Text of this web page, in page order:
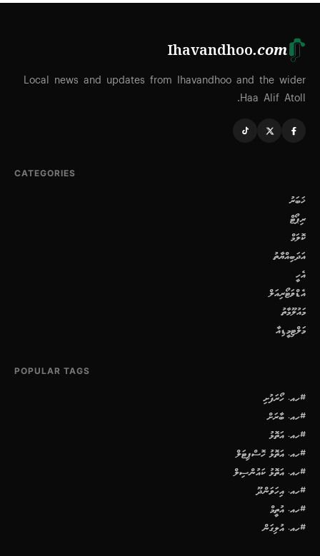
Ihavandhoo.com
Local news and updates from Ihavandhoo and the wider
Haa Alif Atoll.
CATEGORIES
ޚަބަރު
ރިޕޯޓް
ކޮލަމް
އަދަބިއްޔާތު
އެހީ
އެޑްވަޓޯރިއަލް
މައުލޫމާތު
މަލްޓިމީޑިއާ
POPULAR TAGS
#ހއ. ހޯރަފުށި
#ހއ. ބާރަށް
#ހއ. އަތޮޅު
#ހއ. އަތޮޅު ހޮސްޕިޓަލް
#ހއ. އަތޮޅު ކައުންސިލް
#ހއ. އިހަވަންދޫ
#ހއ. އުތީމް
#ހއ. އުލިގަން